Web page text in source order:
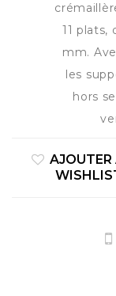
11
mm.
les
hors
AJOUTER